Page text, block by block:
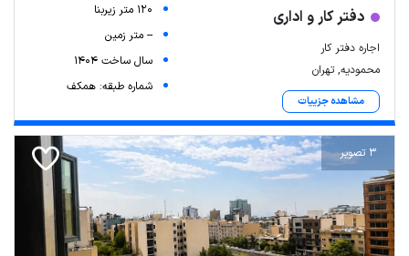
دفتر کار و اداری
اجاره دفتر کار
محمودیه, تهران
مشاهده جزییات
120 متر زیربنا
-- متر زمین
سال ساخت 1404
شماره طبقه: همکف
3 تصویر